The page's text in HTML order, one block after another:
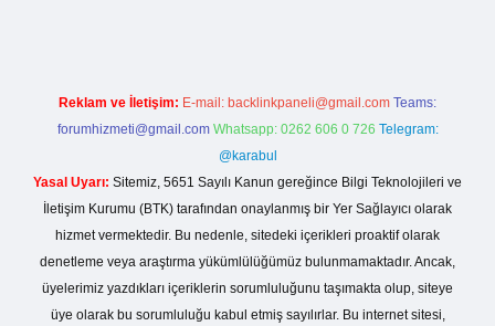
Reklam ve İletişim: E-mail: backlinkpaneli@gmail.com Teams:
forumhizmeti@gmail.com Whatsapp: 0262 606 0 726 Telegram:
@karabul
Yasal Uyarı: Sitemiz, 5651 Sayılı Kanun gereğince Bilgi Teknolojileri ve
İletişim Kurumu (BTK) tarafından onaylanmış bir Yer Sağlayıcı olarak
hizmet vermektedir. Bu nedenle, sitedeki içerikleri proaktif olarak
denetleme veya araştırma yükümlülüğümüz bulunmamaktadır. Ancak,
üyelerimiz yazdıkları içeriklerin sorumluluğunu taşımakta olup, siteye
üye olarak bu sorumluluğu kabul etmiş sayılırlar. Bu internet sitesi,